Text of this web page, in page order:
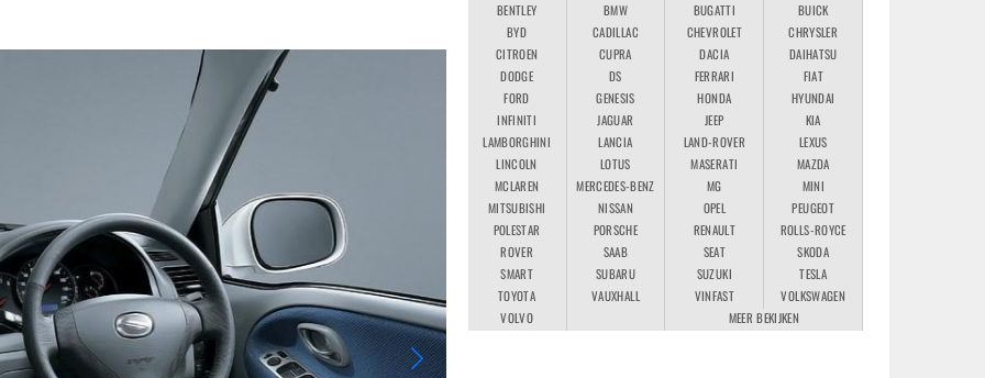
BENTLEY
BMW BUGATTI
BUICK
BYD
CADILLAC CHEVROLET
CHRYSLER
CITROEN
CUPRA DACIA
DAIHATSU
DODGE
DS FERRARI
FIAT
FORD
GENESIS HONDA
HYUNDAI
INFINITI
JAGUAR JEEP
KIA
LAMBORGHINI
LANCIA LAND-ROVER
LEXUS
LINCOLN
LOTUS MASERATI
MAZDA
MCLAREN
MERCEDES-BENZ MG
MINI
MITSUBISHI
NISSAN OPEL
PEUGEOT
POLESTAR
PORSCHE RENAULT
ROLLS-ROYCE
ROVER
SAAB SEAT
SKODA
SMART
SUBARU SUZUKI
TESLA
TOYOTA
VAUXHALL VINFAST
VOLKSWAGEN
VOLVO
MEER BEKIJKEN